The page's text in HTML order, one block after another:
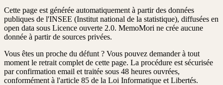
Cette page est générée automatiquement à partir des données
publiques de l'INSEE (Institut national de la statistique), diffusées en
open data sous Licence ouverte 2.0. MemoMori ne crée aucune
donnée à partir de sources privées.
Vous êtes un proche du défunt ? Vous pouvez demander à tout
moment le retrait complet de cette page. La procédure est sécurisée
par confirmation email et traitée sous 48 heures ouvrées,
conformément à l'article 85 de la Loi Informatique et Libertés.